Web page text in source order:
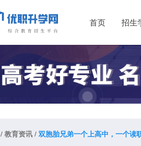
首页 招生
/ 教育资讯 / 双胞胎兄弟一个上高中，一个读